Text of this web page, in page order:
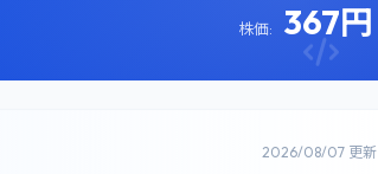
株価: 367円
2026/08/07 更新